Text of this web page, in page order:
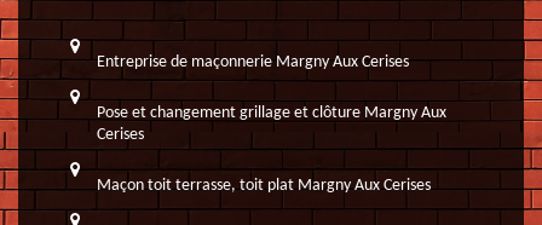
Entreprise de maçonnerie Margny Aux Cerises
Pose et changement grillage et clôture Margny Aux
Cerises
Maçon toit terrasse, toit plat Margny Aux Cerises